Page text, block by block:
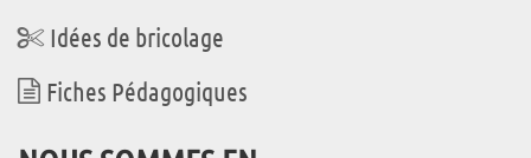
Idées de bricolage
Fiches Pédagogiques